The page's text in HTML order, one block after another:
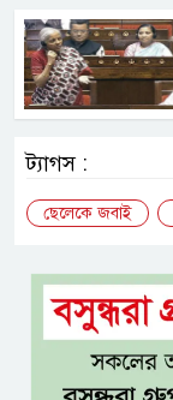
ট্যাগস :
ছেলেকে জবাই